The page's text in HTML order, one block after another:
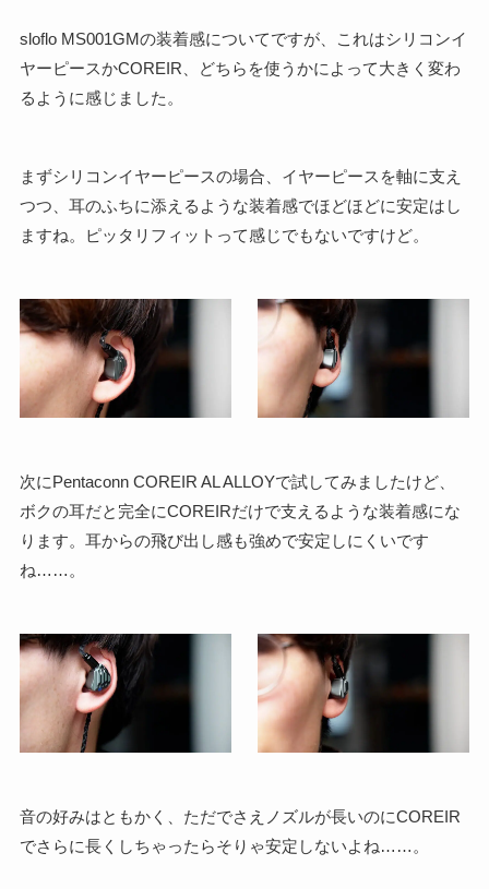
sloflo MS001GMの装着感についてですが、これはシリコンイ
ヤーピースかCOREIR、どちらを使うかによって大きく変わ
るように感じました。
まずシリコンイヤーピースの場合、イヤーピースを軸に支え
つつ、耳のふちに添えるような装着感でほどほどに安定はし
ますね。ピッタリフィットって感じでもないですけど。
次にPentaconn COREIR AL ALLOYで試してみましたけど、
ボクの耳だと完全にCOREIRだけで支えるような装着感にな
ります。耳からの飛び出し感も強めで安定しにくいです
ね……。
音の好みはともかく、ただでさえノズルが長いのにCOREIR
でさらに長くしちゃったらそりゃ安定しないよね……。